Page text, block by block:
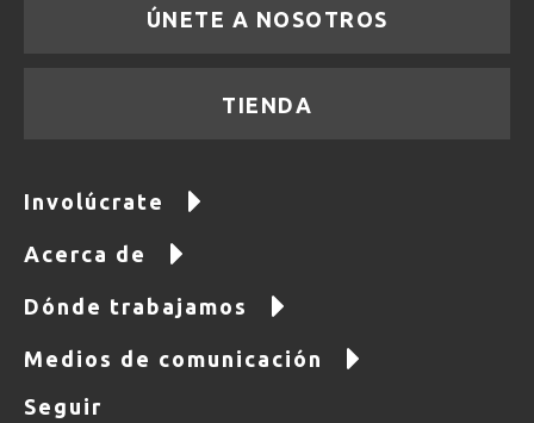
ÚNETE A NOSOTROS
TIENDA
Involúcrate
Acerca de
Dónde trabajamos
Medios de comunicación
Seguir